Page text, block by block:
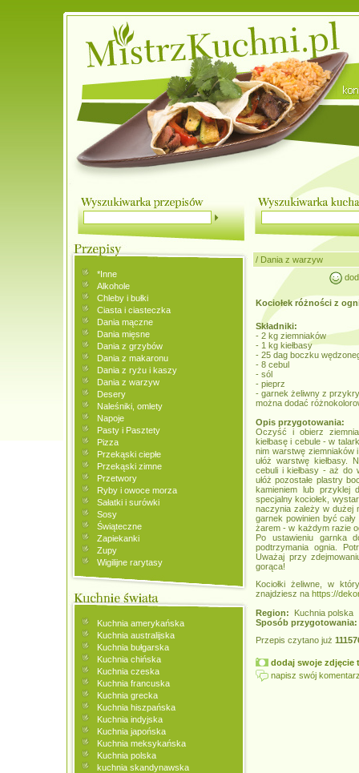
*Inne
Alkohole
Chleby i bułki
Ciasta i ciasteczka
Dania mączne
Dania mięsne
Dania z grzybów
Dania z makaronu
Dania z ryżu i kaszy
Dania z warzyw
Desery
Naleśniki, omlety
Napoje
Pasty i Pasztety
Pizza
Przekąski ciepłe
Przekąski zimne
Przetwory
Ryby i owoce morza
Sałatki i surówki
Sosy
Świąteczne
Zapiekanki
Zupy
Wigilijne rarytasy
Kuchnia amerykańska
Kuchnia australijska
Kuchnia bułgarska
Kuchnia chińska
Kuchnia czeska
Kuchnia francuska
Kuchnia grecka
Kuchnia hiszpańska
Kuchnia indyjska
Kuchnia japońska
Kuchnia meksykańska
Kuchnia polska
kuchnia skandynawska
/ Dania z warzyw
Kociołek różności z
Składniki:
- 2 kg ziemniaków
- 1 kg kiełbasy
- 25 dag boczku
- 8 cebul
- sól
- pieprz
- garnek żeliwny z
można dodać
Opis przygotowania:
Oczyść i obierz
kiełbasę i cebule - w
nim warstwę ziemniaków
ułóż warstwę kiełbasy.
cebuli i kiełbasy - aż do
ułóż pozostałe plastry
kamieniem lub przyklej
specjalny kociołek,
naczynia zależy w dużej
garnek powinien być
żarem - w każdym razie
Po ustawieniu garnka
podtrzymania ognia.
Uważaj przy
gorąca!
Kociołki żeliwne, w
znajdziesz na https://
Region: Kuchnia polska
Sposób przygotowania:
Przepis czytano już
dodaj swoje zdjęcie
napisz swój